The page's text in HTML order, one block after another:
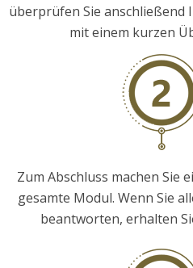
überprüfen Sie anschließend
mit einem kurzen
Zum Abschluss machen Sie
gesamte Modul. Wenn Sie
beantworten, erhalten